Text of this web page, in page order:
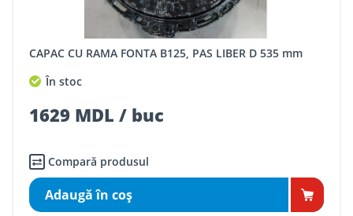
CAPAC CU RAMA FONTA B125, PAS LIBER D 535 mm
În stoc
1629 MDL / buc
Compară produsul
Adaugă în coş